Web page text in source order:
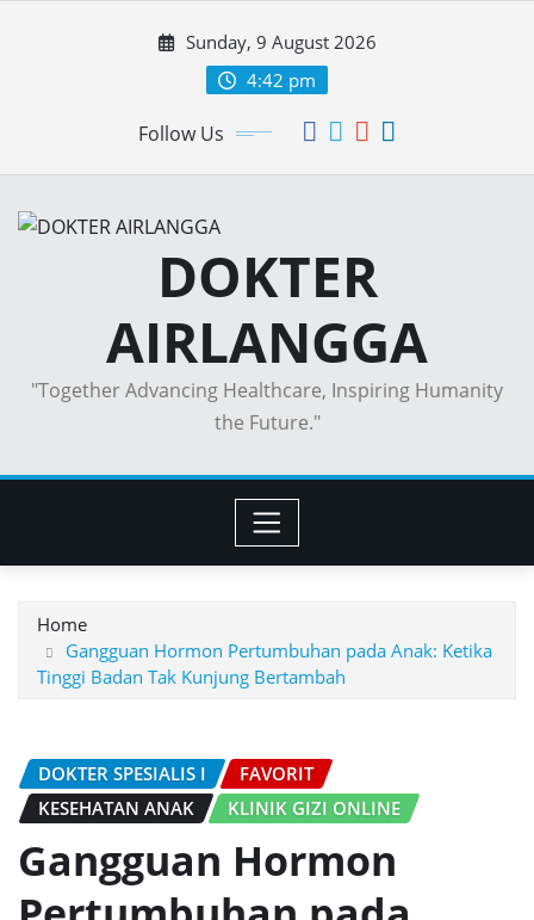
Sunday, 9 August 2026
4:42 pm
Follow Us
DOKTER
AIRLANGGA
"Together Advancing Healthcare, Inspiring Humanity
the Future."
Home
Gangguan Hormon Pertumbuhan pada Anak: Ketika
Tinggi Badan Tak Kunjung Bertambah
DOKTER SPESIALIS I
FAVORIT
KESEHATAN ANAK
KLINIK GIZI ONLINE
Gangguan Hormon